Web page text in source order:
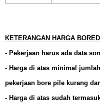
KETERANGAN HARGA
- Pekerjaan harus ada data
- Harga di atas minimal
pekerjaan bore pile kurang
- Harga di atas sudah